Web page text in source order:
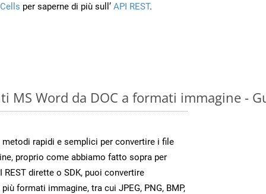
per saperne di più sull’ API REST.
MS Word da DOC a formati immagine -
rapidi e semplici per convertire i file
proprio come abbiamo fatto sopra per
dirette o SDK, puoi convertire
formati immagine, tra cui JPEG, PNG, BMP,